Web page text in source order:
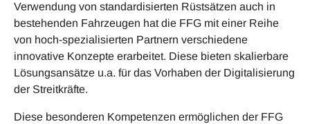
Verwendung von standardisierten Rüstsätzen auch in
bestehenden Fahrzeugen hat die FFG mit einer Reihe
von hoch-spezialisierten Partnern verschiedene
innovative Konzepte erarbeitet. Diese bieten skalierbare
Lösungsansätze u.a. für das Vorhaben der Digitalisierung
der Streitkräfte.
Diese besonderen Kompetenzen ermöglichen der FFG